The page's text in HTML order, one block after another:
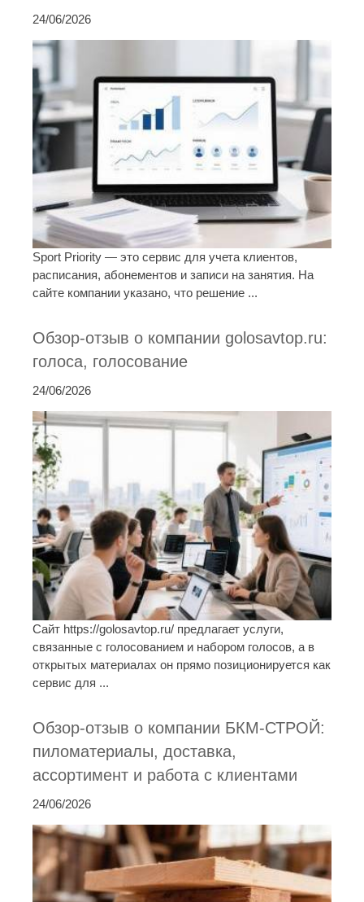
24/06/2026
Sport Priority — это сервис для учета клиентов,
расписания, абонементов и записи на занятия. На
сайте компании указано, что решение ...
Обзор-отзыв о компании golosavtop.ru:
голоса, голосование
24/06/2026
Сайт https://golosavtop.ru/ предлагает услуги,
связанные с голосованием и набором голосов, а в
открытых материалах он прямо позиционируется как
сервис для ...
Обзор-отзыв о компании БКМ-СТРОЙ:
пиломатериалы, доставка,
ассортимент и работа с клиентами
24/06/2026